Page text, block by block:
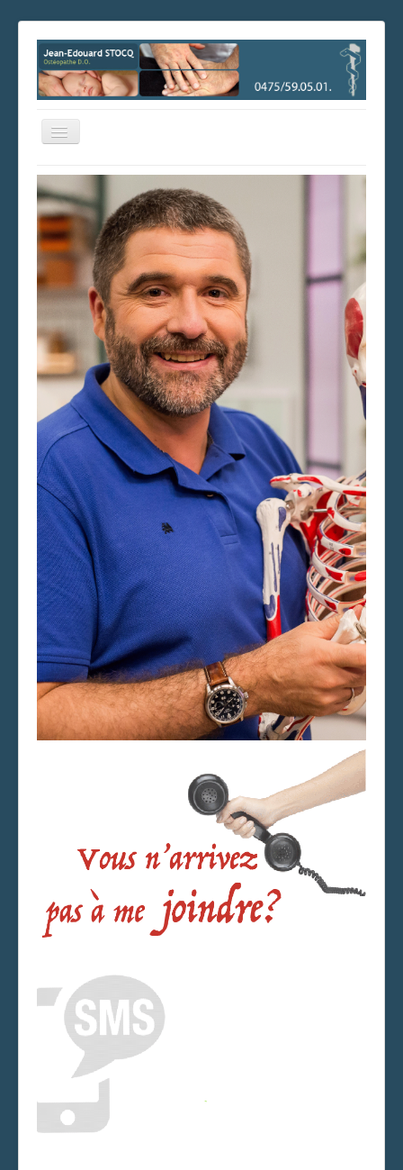
Basculer
la
Consultez les disponibilités et prenez facilement rendez-vous
en ligne !
Prendre rendez-vous
Accueil
Les cabinets
Les horaires